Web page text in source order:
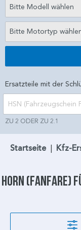
Bitte Modell wählen
Bitte Motortyp
Ersatzteile mit der
ZU 2 ODER ZU 2.1
Startseite | Kfz-
Horn (Fanfare)